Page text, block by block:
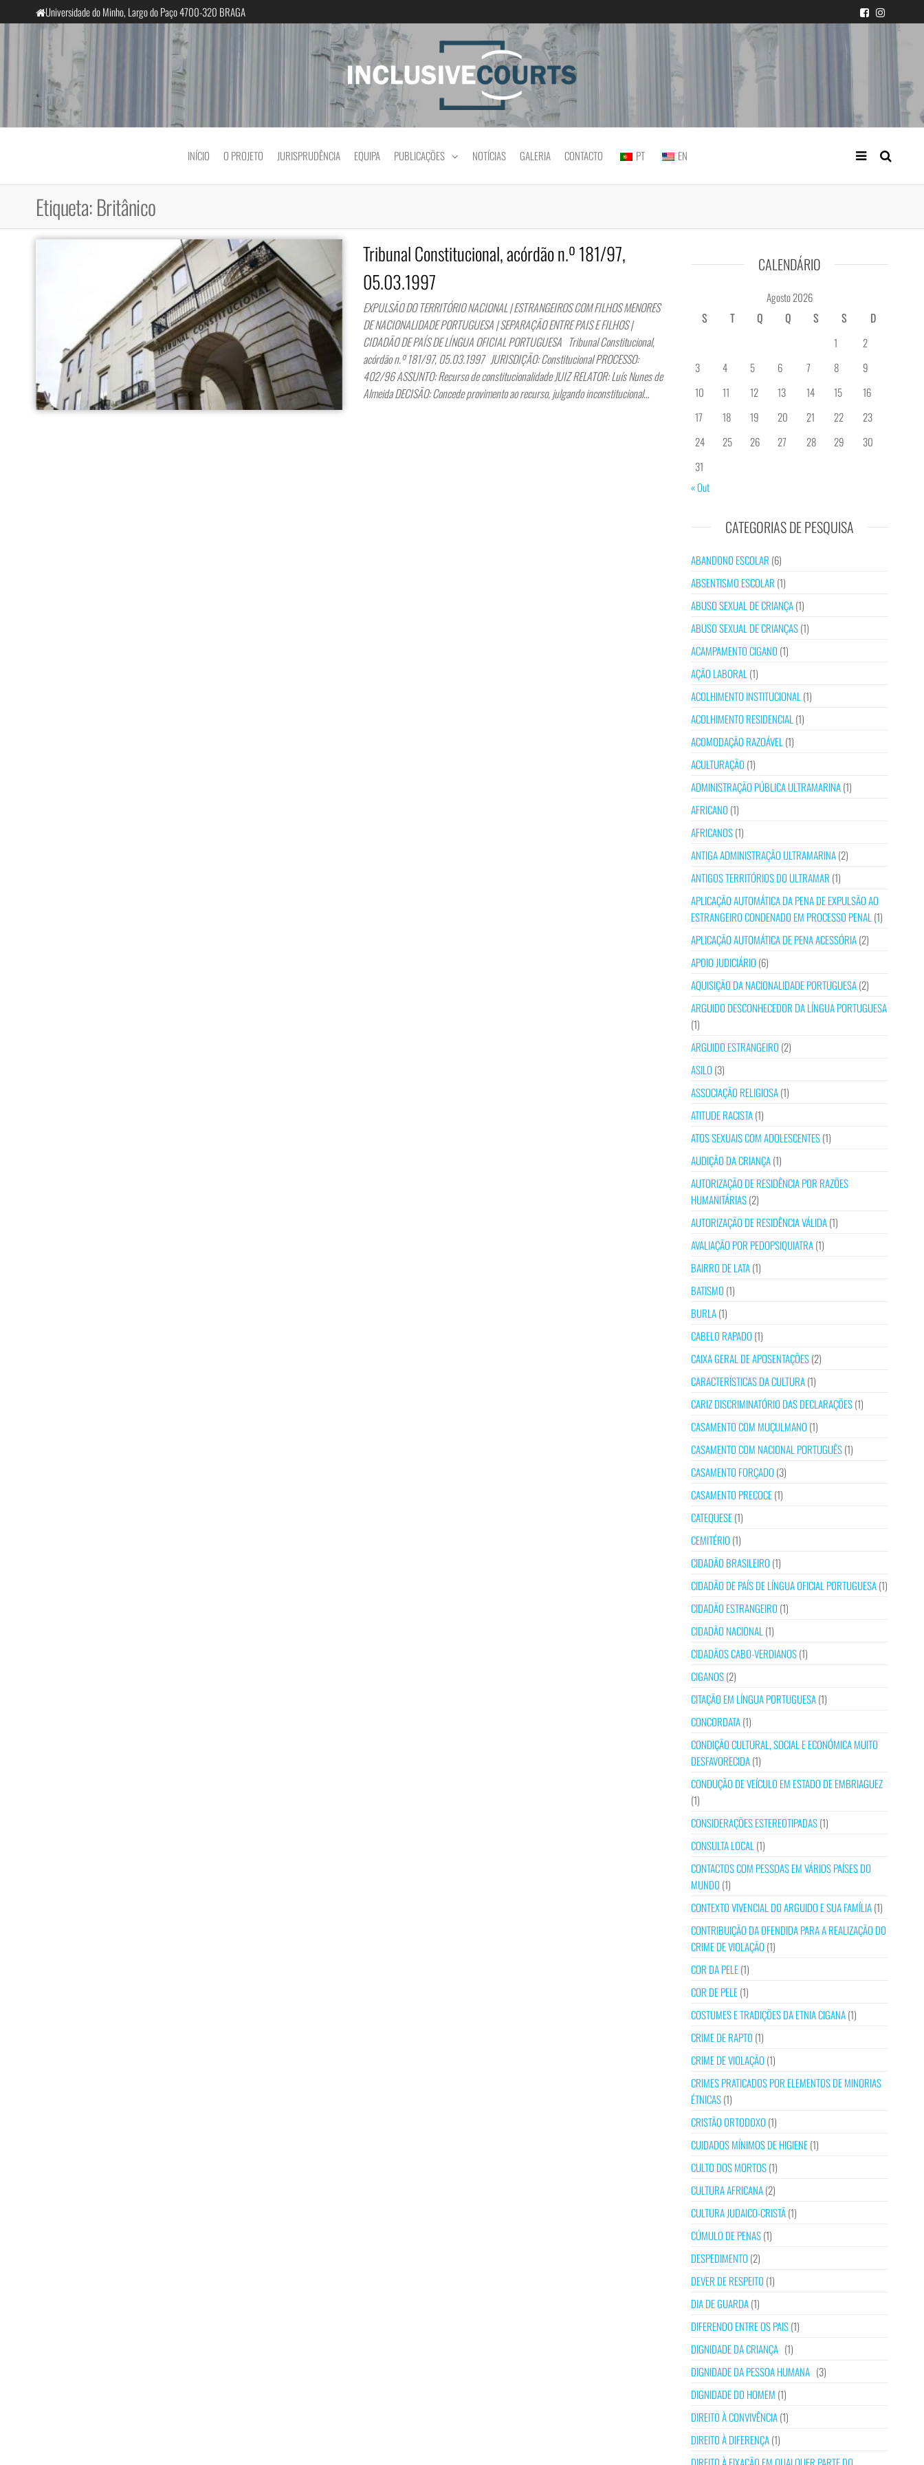
para
Universidade do Minho, Largo do Paço 4700-320 BRAGA
InclusiveCourts Igualdade e diferença cultural na prática judicial portuguesa
INÍCIO O PROJETO JURISPRUDÊNCIA EQUIPA PUBLICAÇÕES NOTÍCIAS GALERIA CONTACTO PT EN
Etiqueta:Britânico
Tribunal Constitucional, acórdão n.º 181/97,
05.03.1997
EXPULSÃO DO TERRITÓRIO NACIONAL | ESTRANGEIROS COM FILHOS MENORES
DE NACIONALIDADE PORTUGUESA | SEPARAÇÃO ENTRE PAIS E FILHOS |
CIDADÃO DE PAÍS DE LÍNGUA OFICIAL PORTUGUESA Tribunal Constitucional,
acórdão n.º 181/97, 05.03.1997 JURISDIÇÃO: Constitucional PROCESSO:
402/96 ASSUNTO: Recurso de constitucionalidade JUIZ RELATOR: Luís Nunes de
Almeida DECISÃO: Concede provimento ao recurso, julgando inconstitucional…
CALENDÁRIO
Agosto 2026
S
T Q Q S S
D
1
2
3
4 5 6 7 8
9
10
11 12 13 14 15
16
17
18 19 20 21 22
23
24
25 26 27 28 29
30
31
« Out
CATEGORIAS DE PESQUISA
ABANDONO ESCOLAR (6)
ABSENTISMO ESCOLAR (1)
ABUSO SEXUAL DE CRIANÇA(1)
ABUSO SEXUAL DE CRIANÇAS(1)
ACAMPAMENTO CIGANO (1)
AÇÃO LABORAL (1)
ACOLHIMENTO INSTITUCIONAL (1)
ACOLHIMENTO RESIDENCIAL (1)
ACOMODAÇÃO RAZOÁVEL (1)
ACULTURAÇÃO (1)
ADMINISTRAÇÃO PÚBLICA ULTRAMARINA(1)
AFRICANO (1)
AFRICANOS(1)
ANTIGA ADMINISTRAÇÃO ULTRAMARINA(2)
ANTIGOS TERRITÓRIOS DO ULTRAMAR (1)
APLICAÇÃO AUTOMÁTICA DA PENA DE EXPULSÃO AO
ESTRANGEIRO CONDENADO EM PROCESSO PENAL (1)
APLICAÇÃO AUTOMÁTICA DE PENA ACESSÓRIA(2)
APOIO JUDICIÁRIO (6)
AQUISIÇÃO DA NACIONALIDADE PORTUGUESA(2)
ARGUIDO DESCONHECEDOR DA LÍNGUA PORTUGUESA
(1)
ARGUIDO ESTRANGEIRO (2)
ASILO (3)
ASSOCIAÇÃO RELIGIOSA(1)
ATITUDE RACISTA(1)
ATOS SEXUAIS COM ADOLESCENTES(1)
AUDIÇÃO DA CRIANÇA(1)
AUTORIZAÇÃO DE RESIDÊNCIA POR RAZÕES
HUMANITÁRIAS(2)
AUTORIZAÇÃO DE RESIDÊNCIA VÁLIDA(1)
AVALIAÇÃO POR PEDOPSIQUIATRA(1)
BAIRRO DE LATA(1)
BATISMO (1)
BURLA(1)
CABELO RAPADO (1)
CAIXA GERAL DE APOSENTAÇÕES(2)
CARACTERÍSTICAS DA CULTURA(1)
CARIZ DISCRIMINATÓRIO DAS DECLARAÇÕES(1)
CASAMENTO COM MUÇULMANO (1)
CASAMENTO COM NACIONAL PORTUGUÊS(1)
CASAMENTO FORÇADO (3)
CASAMENTO PRECOCE(1)
CATEQUESE(1)
CEMITÉRIO (1)
CIDADÃO BRASILEIRO (1)
CIDADÃO DE PAÍS DE LÍNGUA OFICIAL PORTUGUESA(1)
CIDADÃO ESTRANGEIRO (1)
CIDADÃO NACIONAL (1)
CIDADÃOS CABO-VERDIANOS(1)
CIGANOS(2)
CITAÇÃO EM LÍNGUA PORTUGUESA(1)
CONCORDATA(1)
CONDIÇÃO CULTURAL, SOCIAL E ECONÓMICA MUITO
DESFAVORECIDA(1)
CONDUÇÃO DE VEÍCULO EM ESTADO DE EMBRIAGUEZ
(1)
CONSIDERAÇÕES ESTEREOTIPADAS(1)
CONSULTA LOCAL (1)
CONTACTOS COM PESSOAS EM VÁRIOS PAÍSES DO
MUNDO (1)
CONTEXTO VIVENCIAL DO ARGUIDO E SUA FAMÍLIA(1)
CONTRIBUIÇÃO DA OFENDIDA PARA A REALIZAÇÃO DO
CRIME DE VIOLAÇÃO (1)
COR DA PELE(1)
COR DE PELE(1)
COSTUMES E TRADIÇÕES DA ETNIA CIGANA(1)
CRIME DE RAPTO (1)
CRIME DE VIOLAÇÃO (1)
CRIMES PRATICADOS POR ELEMENTOS DE MINORIAS
ÉTNICAS(1)
CRISTÃO ORTODOXO (1)
CUIDADOS MÍNIMOS DE HIGIENE(1)
CULTO DOS MORTOS(1)
CULTURA AFRICANA(2)
CULTURA JUDAICO-CRISTÃ(1)
CÚMULO DE PENAS(1)
DESPEDIMENTO (2)
DEVER DE RESPEITO (1)
DIA DE GUARDA(1)
DIFERENDO ENTRE OS PAIS(1)
DIGNIDADE DA CRIANÇA (1)
DIGNIDADE DA PESSOA HUMANA (3)
DIGNIDADE DO HOMEM (1)
DIREITO À CONVIVÊNCIA(1)
DIREITO À DIFERENÇA(1)